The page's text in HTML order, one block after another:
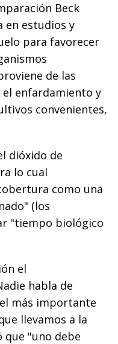
Beck
en estudios y
para favorecer
de las
el enfardamiento y
convenientes,
dióxido de
lo cual
como una
(los
"tiempo biológico
el
habla de
más importante
llevamos a la
que "uno debe